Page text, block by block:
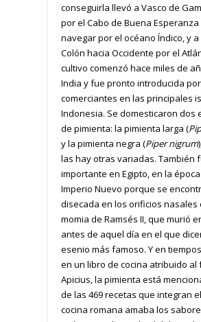
conseguirla llevó a Vasco de
por el Cabo de Buena
navegar por el océano Índico, y a
Colón hacia Occidente por el
cultivo comenzó hace miles de
India y fue pronto introducida por
comerciantes en las principales
Indonesia. Se domesticaron dos
de pimienta: la pimienta larga (
y la pimienta negra (Piper nigrum
las hay otras variadas. También
importante en Egipto, en la
Imperio Nuevo porque se
disecada en los orificios nasales
momia de Ramsés II, que murió
antes de aquel día en el que
esenio más famoso. Y en
en un libro de cocina atribuido al
Apicius, la pimienta está
de las 469 recetas que integran
cocina romana amaba los